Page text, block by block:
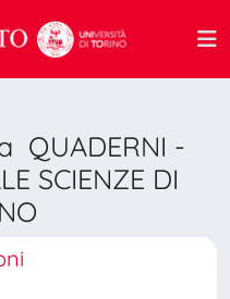
QUADERNI -
SCIENZE DI